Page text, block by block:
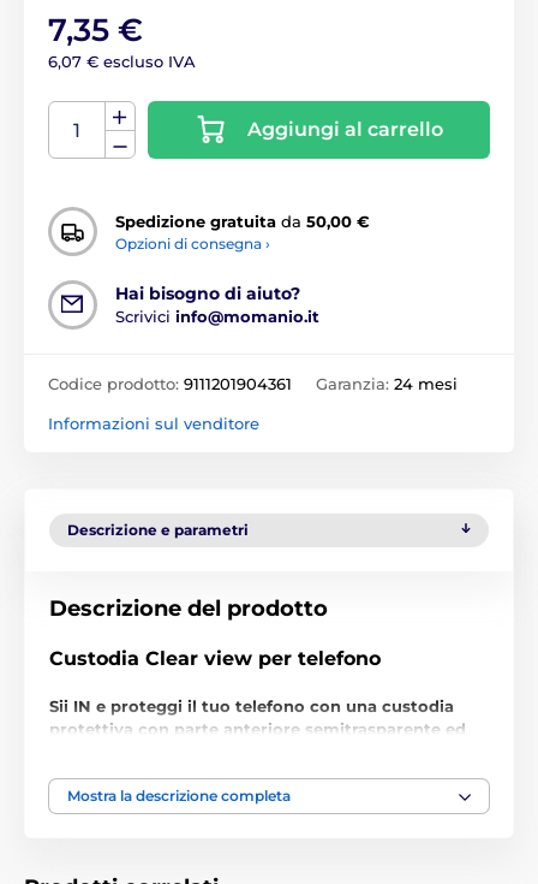
7,35 €
6,07 € escluso IVA
Aggiungi al carrello
Spedizione gratuita da 50,00 €
Opzioni di consegna ›
Hai bisogno di aiuto?
Scrivici info@momanio.it
Codice prodotto: 9111201904361 Garanzia: 24 mesi
Informazioni sul venditore
Descrizione e parametri
Descrizione del prodotto
Custodia Clear view per telefono
Sii IN e proteggi il tuo telefono con una custodia
protettiva con parte anteriore semitrasparente ed
Elegante e stilosa
Mostra la descrizione completa